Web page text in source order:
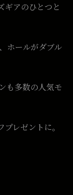
ギアのひとつと
ホールがダブル
も多数の人気モ
レゼントに。